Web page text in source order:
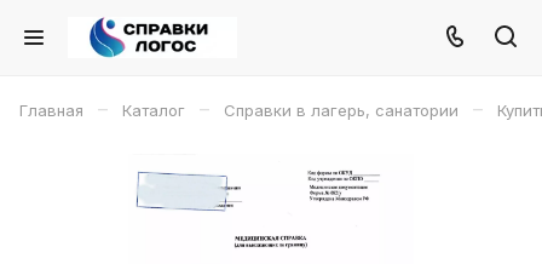
Главная – Каталог – Справки в лагерь, санатории –